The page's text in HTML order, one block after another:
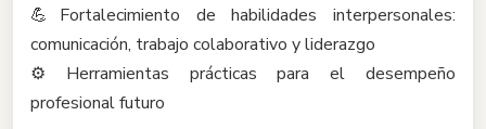
💪Fortalecimiento de habilidades interpersonales:
comunicación, trabajo colaborativo y liderazgo
⚙️ Herramientas prácticas para el desempeño
profesional futuro